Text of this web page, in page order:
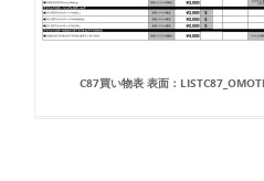
C87買い物表 表面：